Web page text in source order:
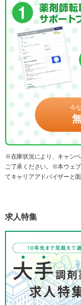
今
※在庫状況により、キャン
ご了承ください。※本ウェ
てキャリアアドバイザーと
求人特集